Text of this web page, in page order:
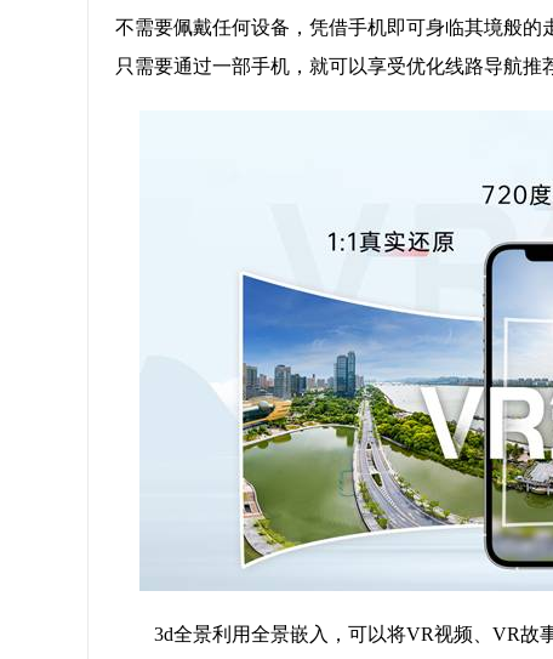
不需要佩戴任何设备，凭借手机即可身临其境般
只需要通过一部手机，就可以享受优化线路导航推
3d全景利用全景嵌入，可以将VR视频、VR故